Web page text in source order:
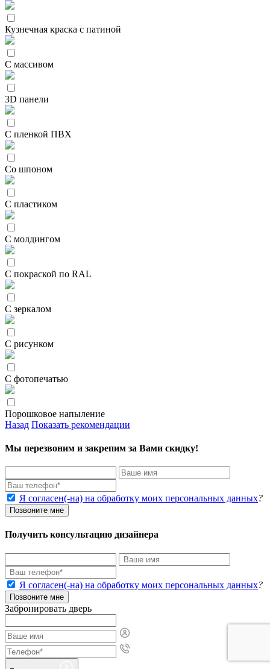
Кузнечная краска с патиной
С массивом
3D панели
С пленкой ПВХ
Со шпоном
С пластиком
С молдингом
С покраской по RAL
С зеркалом
С рисунком
С фотопечатью
Порошковое напыление
Назад Показать рекомендации
Мы перезвоним и закрепим за Вами скидку!
Я согласен(-на) на обработку моих персональных данных?
Позвоните мне
Получить консультацию дизайнера
Я согласен(-на) на обработку моих персональных данных?
Позвоните мне
Забронировать дверь